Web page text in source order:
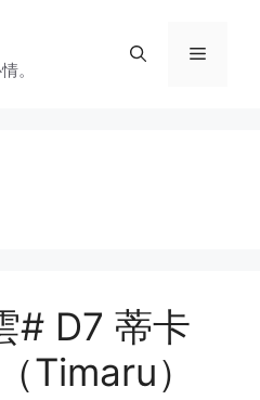
。
菜
# D7 蒂卡
Timaru）